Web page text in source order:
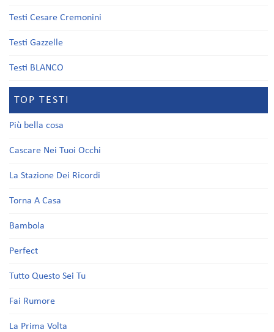
Testi Cesare Cremonini
Testi Gazzelle
Testi BLANCO
TOP TESTI
Più bella cosa
Cascare Nei Tuoi Occhi
La Stazione Dei Ricordi
Torna A Casa
Bambola
Perfect
Tutto Questo Sei Tu
Fai Rumore
La Prima Volta